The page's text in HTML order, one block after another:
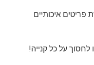
איכותיים
לחסוך על כל קנייה!